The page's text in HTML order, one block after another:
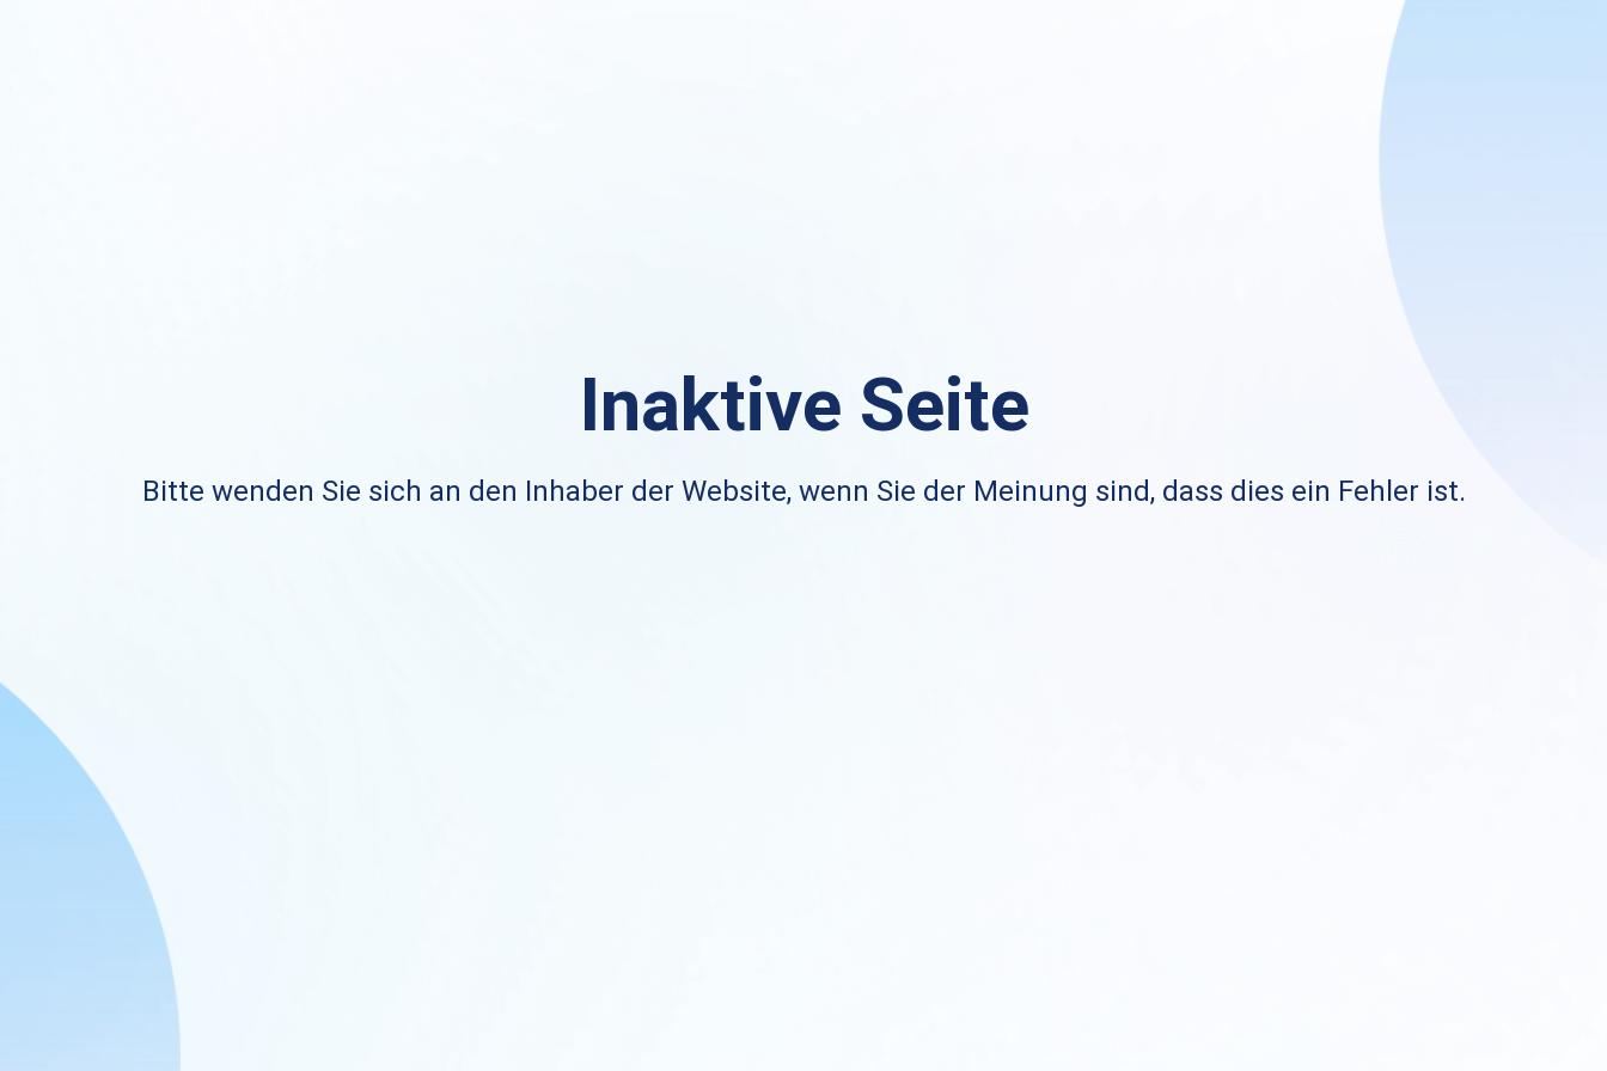
Inaktive Seite
Bitte wenden Sie sich an den Inhaber der Website, wenn Sie der Meinung sind, dass dies ein Fehler ist.